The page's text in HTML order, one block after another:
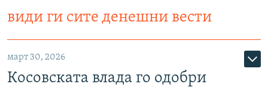
види ги сите денешни вести
март 30, 2026
Косовската влада го одобри